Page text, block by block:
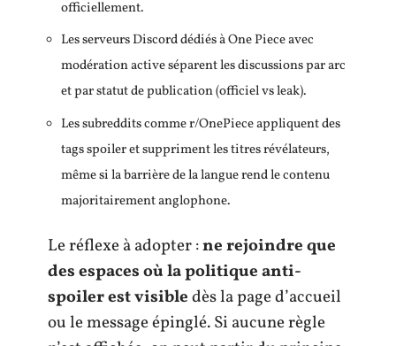
officiellement.
Les serveurs Discord dédiés à One Piece avec
modération active séparent les discussions par arc
et par statut de publication (officiel vs leak).
Les subreddits comme r/OnePiece appliquent des
tags spoiler et suppriment les titres révélateurs,
même si la barrière de la langue rend le contenu
majoritairement anglophone.
Le réflexe à adopter :ne rejoindre que
des espaces où la politique anti-
spoiler est visibledès la page d’accueil
ou le message épinglé. Si aucune règle